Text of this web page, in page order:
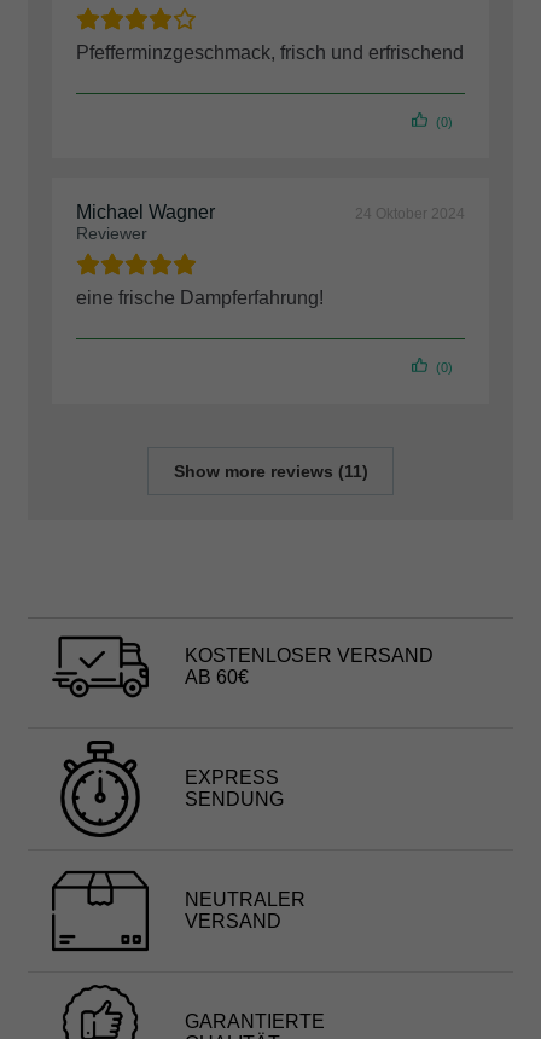
Pfefferminzgeschmack, frisch und erfrischend
(0)
Michael Wagner
Reviewer
24 Oktober 2024
eine frische Dampferfahrung!
(0)
Show more reviews (11)
KOSTENLOSER VERSAND
AB 60€
EXPRESS
SENDUNG
NEUTRALER
VERSAND
GARANTIERTE